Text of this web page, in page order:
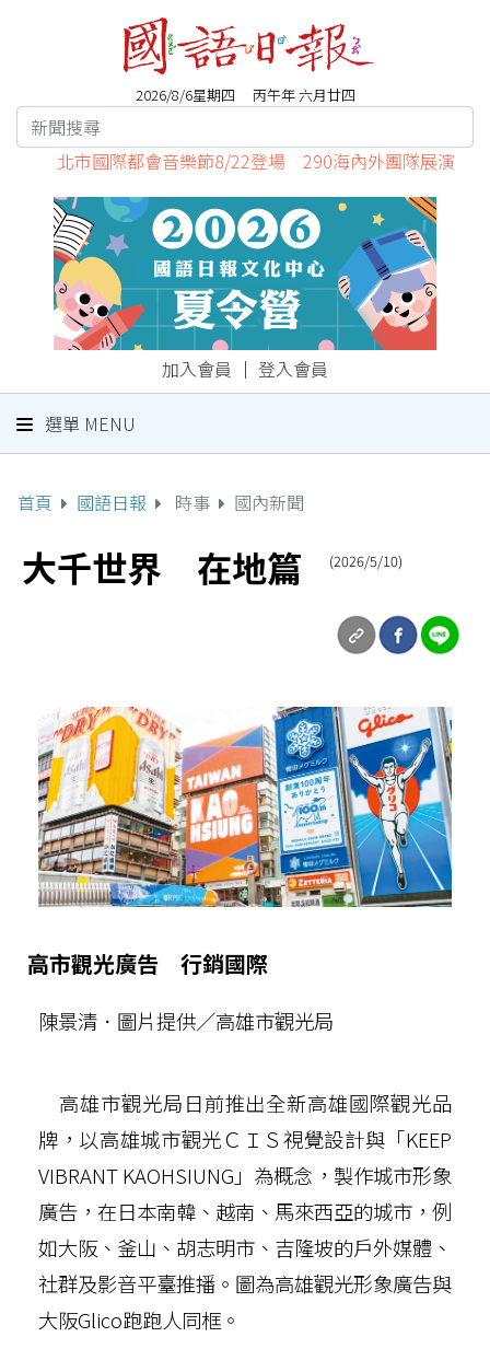
2026/8/6星期四 丙午年 六月廿四
北市國際都會音樂節8/22登場 290海內外團隊展演
加入會員 ｜ 登入會員
選單 MENU
首頁 國語日報 時事 國內新聞
大千世界 在地篇 (2026/5/10)
高市觀光廣告 行銷國際
陳景清．圖片提供／高雄市觀光局
高雄市觀光局日前推出全新高雄國際觀光品
牌，以高雄城市觀光ＣＩＳ視覺設計與「KEEP
VIBRANT KAOHSIUNG」為概念，製作城市形象
廣告，在日本南韓、越南、馬來西亞的城市，例
如大阪、釜山、胡志明市、吉隆坡的戶外媒體、
社群及影音平臺推播。圖為高雄觀光形象廣告與
大阪Glico跑跑人同框。